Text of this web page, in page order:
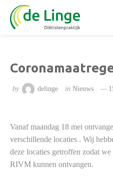
by delinge in Nieuws
Vanaf maandag 18 mei
verschillende locaties . Wij
deze locaties getroffen zodat
RIVM kunnen ontvangen.